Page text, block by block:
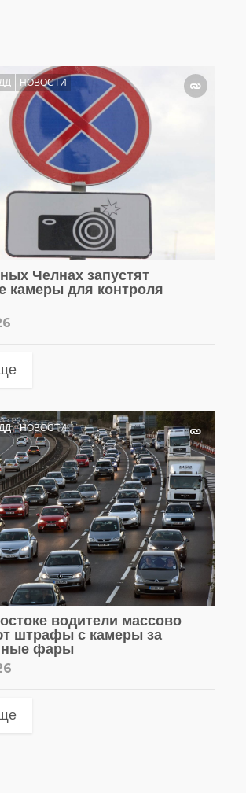
НОВОСТИ
Челнах запустят
камеры для контроля
НОВОСТИ
водители массово
штрафы с камеры за
фары